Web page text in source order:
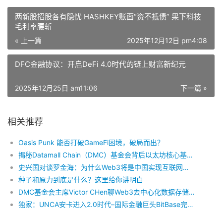
两新股招股各有隐忧 HASHKEY账面“资不抵债” 果下科技
毛利率腰斩
« 上一篇 2025年12月12日 pm4:08
DFC金融协议：开启DeFi 4.0时代的链上财富新纪元
下一篇 »
2025年12月25日 am11:06
相关推荐
Oasis Punk 能否打破GameFi困境，破局而出？
揭秘Datamall Chain（DMC）基金会背后以太坊核心基金会AlephCrypto.xyz
史兴国对谈罗金海：为什么Web3将是中国实现互联网领域弯道超车的绝世良机？
种子和原力到底是什么？这里给你讲明白
DMC基金会主席Victor CHen聊Web3去中心化数据存储的现状与未来
独家：UNCA安卡进入2.0时代–国际金融巨头BitBase完成对UNCA安卡项目并购